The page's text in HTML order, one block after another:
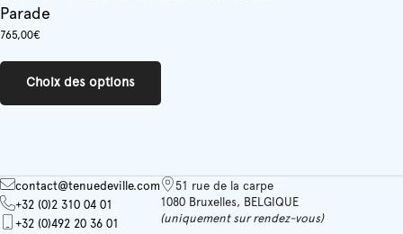
Parade
765,00€
Choix des options
peuvent
être
choisies
contact@tenuedeville.com
+32 (0)2 310 04 01
+32 (0)492 20 36 01
51 rue de la carpe
1080 Bruxelles, BELGIQUE
(uniquement sur rendez-vous)